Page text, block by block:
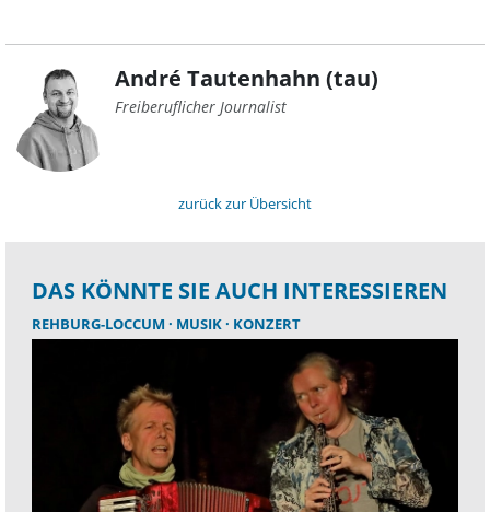
André Tautenhahn (tau)
Freiberuflicher Journalist
zurück zur Übersicht
DAS KÖNNTE SIE AUCH INTERESSIEREN
REHBURG-LOCCUM MUSIK KONZERT